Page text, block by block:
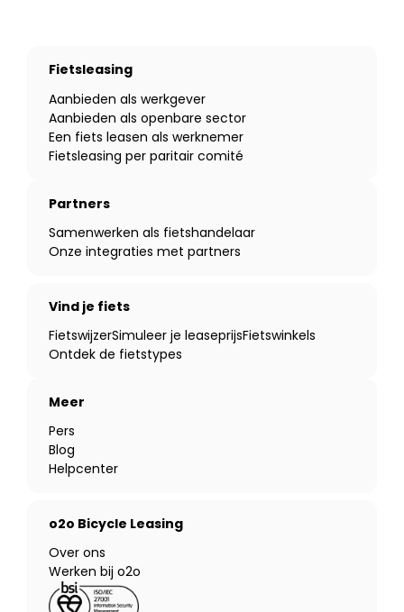
Fietsleasing
Aanbieden als werkgever
Aanbieden als openbare sector
Een fiets leasen als werknemer
Fietsleasing per paritair comité
Partners
Samenwerken als fietshandelaar
Onze integraties met partners
Vind je fiets
FietswijzerSimuleer je leaseprijsFietswinkels
Ontdek de fietstypes
Meer
Pers
Blog
Helpcenter
o2o Bicycle Leasing
Over ons
Werken bij o2o